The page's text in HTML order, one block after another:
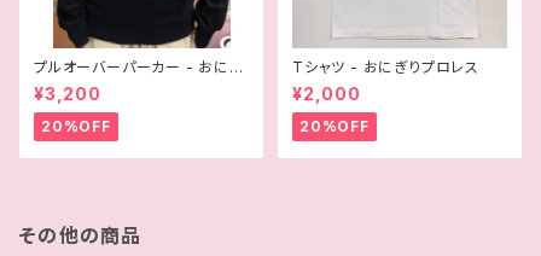
プルオーバーパーカー - おにぎ
りプロレス
¥3,200
20%OFF
Tシャツ - おにぎりプロレス
¥2,000
20%OFF
その他の商品